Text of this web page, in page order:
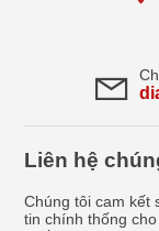
Liên hệ
Chúng tôi cam kết
tin chính thống